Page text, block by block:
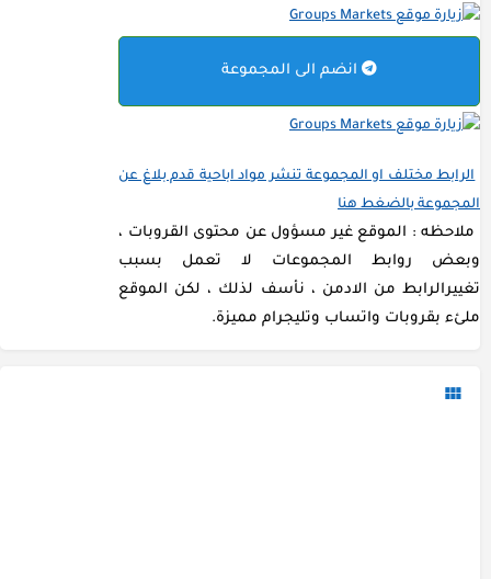
انضم الى المجموعة
الرابط مختلف او المجموعة تنشر مواد اباحية قدم بلاغ عن
المجموعة بالضغط هنا
ملاحظه : الموقع غير مسؤول عن محتوى القروبات ،
وبعض روابط المجموعات لا تعمل بسبب
تغييرالرابط من الادمن ، نأسف لذلك ، لكن الموقع
ملئء بقروبات واتساب وتليجرام مميزة.